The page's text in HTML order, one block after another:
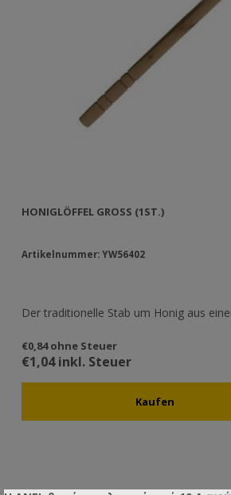
HONIGLÖFFEL GROSS (1ST.)
Artikelnummer: YW56402
Der traditionelle Stab um Honig aus
€0,84 ohne Steuer
€1,04 inkl. Steuer